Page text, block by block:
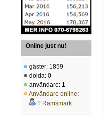
Online just nu!
gäster: 1859
dolda: 0
användare: 1
Användare online:
T Ramsmark